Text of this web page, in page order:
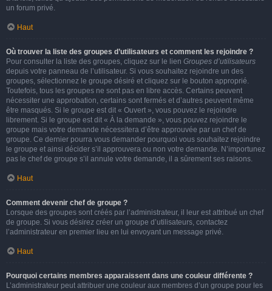
un forum privé.
Haut
Où trouver la liste des groupes d’utilisateurs et comment les rejoindre ?
Pour consulter la liste des groupes, cliquez sur le lien Groupes d’utilisateurs
depuis votre panneau de l’utilisateur. Si vous souhaitez rejoindre un des
groupes, sélectionnez le groupe désiré et cliquez sur le bouton approprié.
Toutefois, tous les groupes ne sont pas en libre accès. Certains peuvent
nécessiter une approbation, certains sont fermés et d’autres peuvent même
être masqués. Si le groupe est dit « Ouvert », vous pouvez le rejoindre
librement. Si le groupe est dit « À la demande », vous pouvez rejoindre le
groupe mais votre demande nécessitera d’être approuvée par un chef de
groupe. Ce dernier pourra vous demander pourquoi vous souhaitez rejoindre
le groupe et ainsi décider s’il approuvera ou non votre demande. N’importunez
pas le chef de groupe s’il annule votre demande, il a sûrement ses raisons.
Haut
Comment devenir chef de groupe ?
Lorsque des groupes sont créés par l’administrateur, il leur est attribué un chef
de groupe. Si vous désirez créer un groupe d’utilisateurs, contactez
l’administrateur en premier lieu en lui envoyant un message privé.
Haut
Pourquoi certains membres apparaissent dans une couleur différente ?
L’administrateur peut attribuer une couleur aux membres d’un groupe pour les